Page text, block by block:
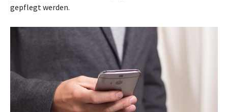
gepflegt werden.